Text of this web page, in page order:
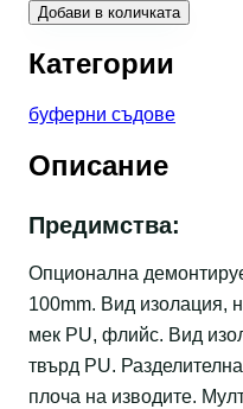
Добави в количката
Категории
буферни съдове
Описание
Предимства:
Опционална
100mm. Вид изолация,
мек PU, флийс. Вид
твърд PU.
плоча на изводите.